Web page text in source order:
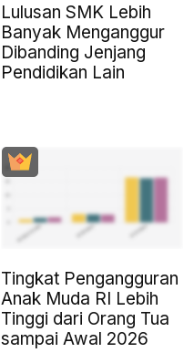
Lulusan SMK Lebih
Banyak Menganggur
Dibanding Jenjang
Pendidikan Lain
Tingkat Pengangguran
Anak Muda RI Lebih
Tinggi dari Orang Tua
sampai Awal 2026